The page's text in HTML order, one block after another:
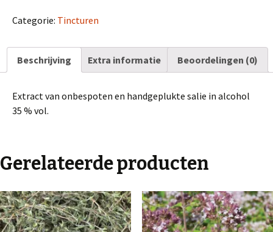
Categorie: Tincturen
Beschrijving Extra informatie Beoordelingen (0)
Extract van onbespoten en handgeplukte salie in alcohol
35 % vol.
Gerelateerde producten